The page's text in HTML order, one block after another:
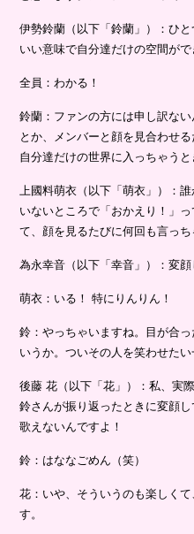
伊勢鈴蘭（以下「鈴蘭」）：ひ
いい意味で自分達だけの空間がで
全員：わかる！
鈴蘭：ファンの方には申し訳な
とか、メンバーと顔を見合わせ
自分達だけの世界に入っちゃうと
上國料萌衣（以下「萌衣」）：
いないところで「おかえり！」
て、顔を見るたびに何回も言っち
為永幸音（以下「幸音」）：変
萌衣：いる！ 特にりんりん！
鈴：やっちゃいますね。目が合
いうか。ついその人を笑わせたい
後藤 花（以下「花」）：私、実
鈴さんが振り返ったときに変顔
歌えないんですよ！
鈴：はななごめん（笑）
花：いや、そういうのも楽しく
す。